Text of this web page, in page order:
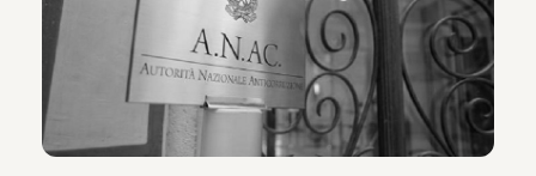
Fondazione Torlonia inaugura la
mostra Marmora Romana
Chiomenti
EcoVadis